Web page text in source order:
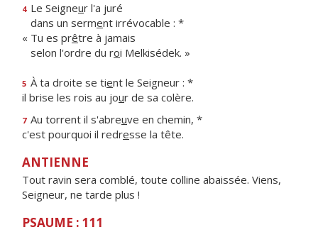
4 Le Seigneur l'a juré
dans un serment irrévocable : *
« Tu es prêtre à jamais
selon l'ordre du roi Melkisédek. »
5 À ta droite se tient le Seigneur : *
il brise les rois au jour de sa colère.
7 Au torrent il s'abreuve en chemin, *
c'est pourquoi il redresse la tête.
ANTIENNE
Tout ravin sera comblé, toute colline abaissée. Viens,
Seigneur, ne tarde plus !
PSAUME : 111